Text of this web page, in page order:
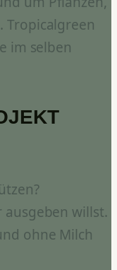
Tropicalgreen
im selben
ausgeben willst.
ohne Milch